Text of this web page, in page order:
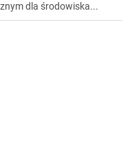
dla środowiska...